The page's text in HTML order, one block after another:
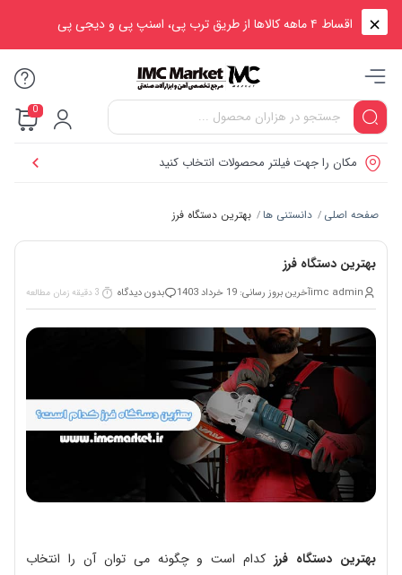
اقساط ۴ ماهه کالاها از طریق ترب پی، اسنپ پی و دیجی پی
0
مکان را جهت فیلتر محصولات انتخاب کنید
صفحه اصلی / دانستنی ها/ بهترین دستگاه فرز
بهترین دستگاه فرز
imc adminآخرین بروز رسانی: 19 خرداد 1403 بدون دیدگاه 3 دقیقه زمان مطالعه
بهترین دستگاه فرز کدام است و چگونه می توان آن را انتخاب